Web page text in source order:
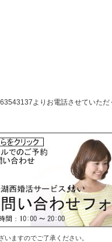
よりお電話させていただ
ますのでご了承ください。